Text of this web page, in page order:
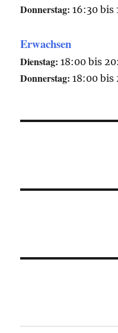
Donnerstag: 16:30 bis
Erwachsen
Dienstag: 18:00 bis
Donnerstag: 18:00 bis